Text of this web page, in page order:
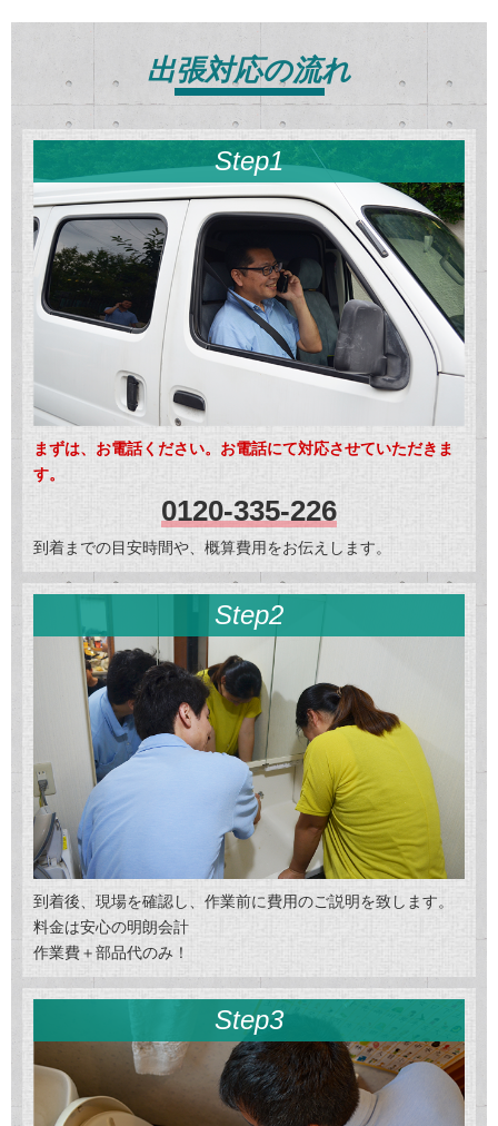
出張対応の流れ
Step1
まずは、お電話ください。お電話にて対応させていただきま
す。
0120-335-226
到着までの目安時間や、概算費用をお伝えします。
Step2
到着後、現場を確認し、作業前に費用のご説明を致します。
料金は安心の明朗会計
作業費＋部品代のみ！
Step3